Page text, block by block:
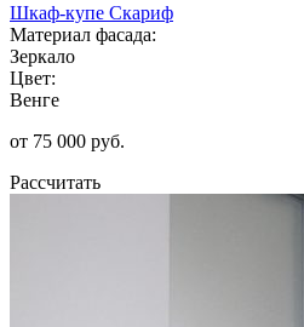
Шкаф-купе Скариф
Материал фасада:
Зеркало
Цвет:
Венге
от 75 000 руб.
Рассчитать